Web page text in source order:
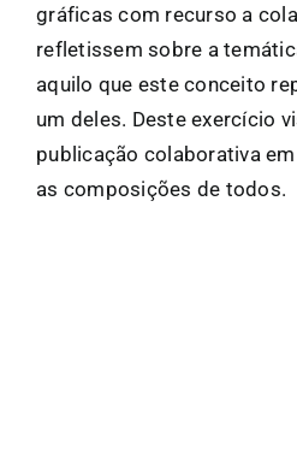
gráficas com recurso a
refletissem sobre a
aquilo que este conceito
um deles. Deste exercício
publicação colaborativa
as composições de todos.